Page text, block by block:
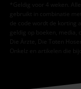
*Geldig voor 4 weken.
gebruikt in combinatie
de code wordt de korting
geldig op boeken, media,
Die Ärzte, Die Toten
Onkelz en artikelen die